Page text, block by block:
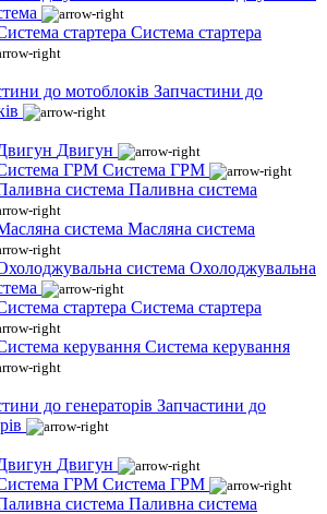
Система стартера
Запчастини до
Двигун
Система ГРМ
Паливна система
Масляна система
Охолоджувальна
Система стартера
Система керування
Запчастини до
Двигун
Система ГРМ
Паливна система